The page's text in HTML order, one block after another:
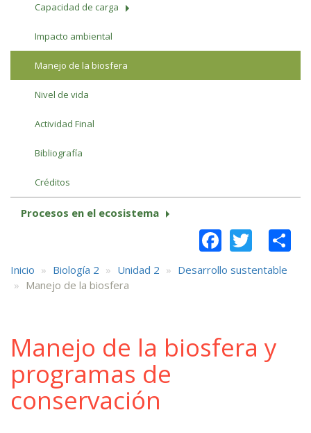
Capacidad de carga
Impacto ambiental
Manejo de la biosfera
Nivel de vida
Actividad Final
Bibliografía
Créditos
Procesos en el ecosistema
Inicio Biología 2 Unidad 2
Desarrollo sustentable
Manejo de la biosfera
Manejo de la biosfera y
programas de
conservación